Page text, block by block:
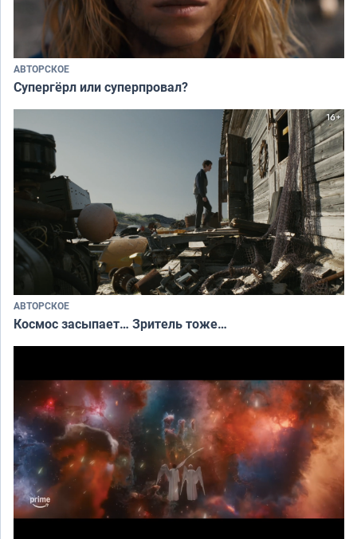
АВТОРСКОЕ
Супергёрл или суперпровал?
АВТОРСКОЕ
Космос засыпает… Зритель тоже…